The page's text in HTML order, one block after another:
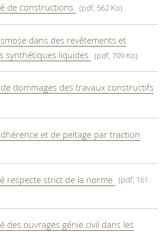
de constructions (pdf, 562 Ko)
dans des revêtements et
synthétiques liquides
(pdf, 709 Ko)
dommages des travaux constructifs
et de peltage par traction
respecte strict de la norme (pdf, 161
des ouvrages génie civil dans les